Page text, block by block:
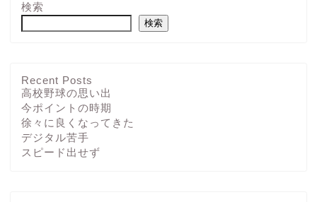
検索
検索
Recent Posts
高校野球の思い出
今ポイントの時期
徐々に良くなってきた
デジタル苦手
スピード出せず